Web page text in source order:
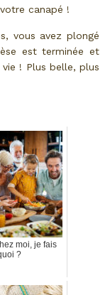
canapé !
vous avez plongé
est terminée et
! Plus belle, plus
moi, je fais
?